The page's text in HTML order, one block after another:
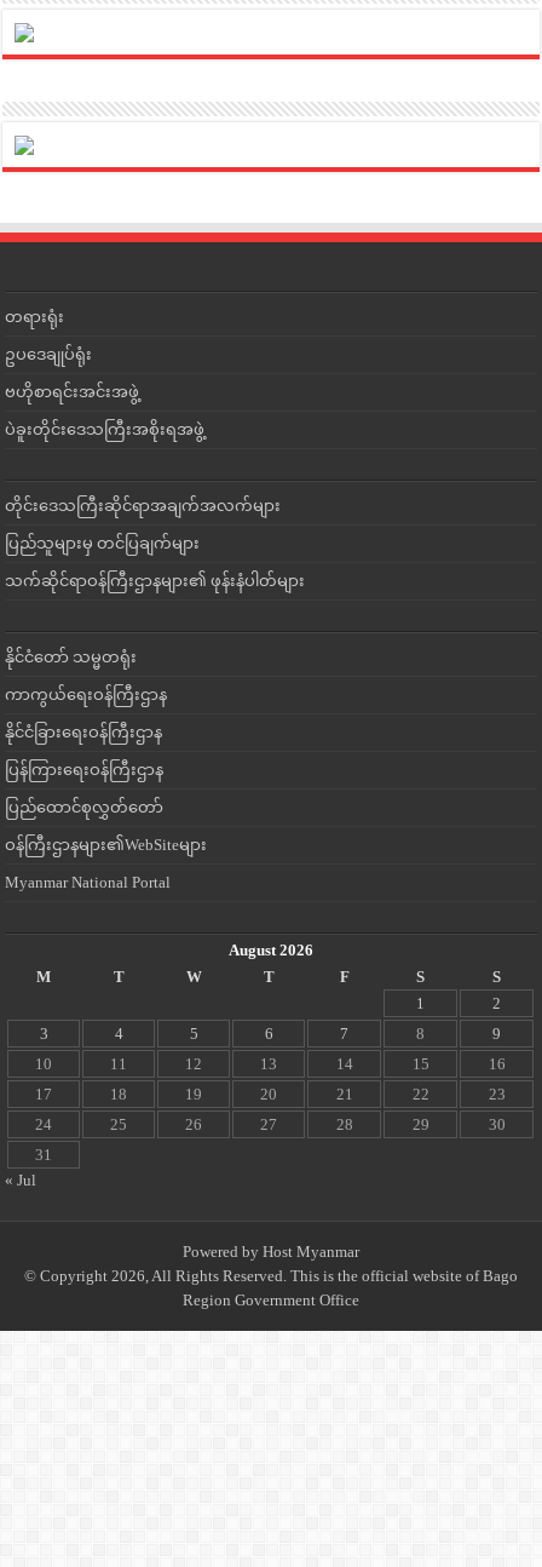
တရားရုံး
ဥပဒေချုပ်ရုံး
ဗဟိုစာရင်းအင်းအဖွဲ့
ပဲခူးတိုင်းဒေသကြီးအစိုးရအဖွဲ့
တိုင်းဒေသကြီးဆိုင်ရာအချက်အလက်များ
ပြည်သူများမှ တင်ပြချက်များ
သက်ဆိုင်ရာဝန်ကြီးဌာနများ၏ ဖုန်းနံပါတ်များ
နိုင်ငံတော် သမ္မတရုံး
ကာကွယ်ရေးဝန်ကြီးဌာန
နိုင်ငံခြားရေးဝန်ကြီးဌာန
ပြန်ကြားရေးဝန်ကြီးဌာန
ပြည်ထောင်စုလွှတ်တော်
ဝန်ကြီးဌာနများ၏WebSiteများ
Myanmar National Portal
August 2026
M
T W T F S
S
1
2
3
4 5 6 7 8
9
10
11 12 13 14 15
16
17
18 19 20 21 22
23
24
25 26 27 28 29
30
31
« Jul
Powered by Host Myanmar
© Copyright 2026, All Rights Reserved. This is the official website of Bago
Region Government Office